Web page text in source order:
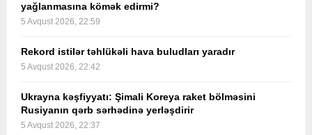
yağlanmasına kömək edirmi?
5 Avqust 2026, 22:59
Rekord istilər təhlükəli hava buludları yaradır
5 Avqust 2026, 22:42
Ukrayna kəşfiyyatı: Şimali Koreya raket bölməsini
Rusiyanın qərb sərhədinə yerləşdirir
5 Avqust 2026, 22:37